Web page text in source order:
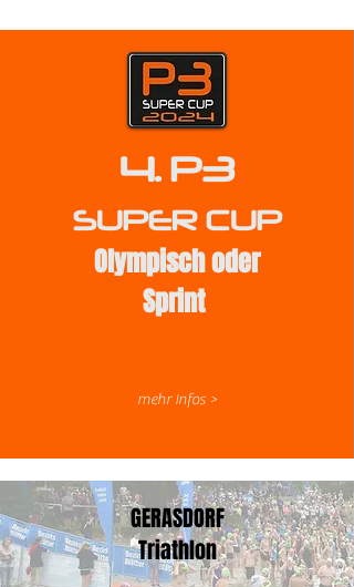
4. P3
SUPER CUP
Olympisch oder
Sprint
mehr Infos >
GERASDORF
Triathlon